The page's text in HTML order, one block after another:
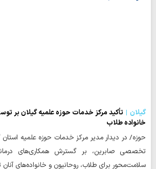
گیلان
تأکید مرکز خدمات حوزه‌ علمیه گیلان بر
خانواده‌ طلاب
حوزه/ در دیدار مدیر مرکز خدمات حوزه‌ علمیه استان
تخصصی صابرین، بر گسترش همکاری‌های
سلامت‌محور برای طلاب، روحانیون و خانواده‌های